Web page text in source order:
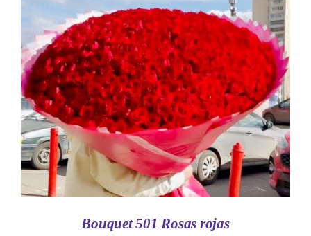
AÑADIR AL CARRITO
/
DETALLES
Bouquet 501 Rosas rojas